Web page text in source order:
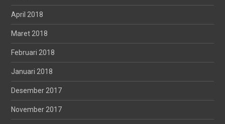
April 2018
Maret 2018
Februari 2018
Januari 2018
Desember 2017
November 2017